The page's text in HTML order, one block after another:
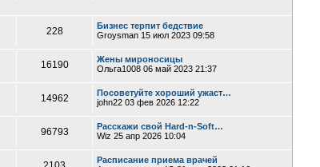
228
Бизнес терпит бедствие
Groysman 15 июл 2023 09:58
16190
Жены мироносицы
Ольга1008 06 май 2023 21:37
14962
Посоветуйте хороший ужаст…
john22 03 фев 2026 12:22
96793
Расскажи свой Hard-n-Soft…
Wiz 25 апр 2026 10:04
Расписание приема врачей